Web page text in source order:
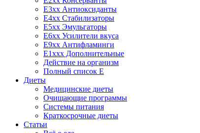
E3xx Антиоксиданты
E4xx Стабилизаторы
E5xx Эмульгаторы
E6xx Усилители вкуса
E9xx Антифламинги
E1xxx Дополнительные
Действие на организм
Полный список E
Диеты
Медицинские диеты
Очищающие программы
Системы питания
Краткосрочные диеты
Статьи